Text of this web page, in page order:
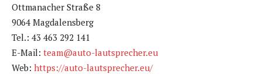
Ottmanacher Straße 8
9064 Magdalensberg
Tel.: 43 463 292 141
E-Mail: team@auto-lautsprecher.eu
Web: https://auto-lautsprecher.eu/